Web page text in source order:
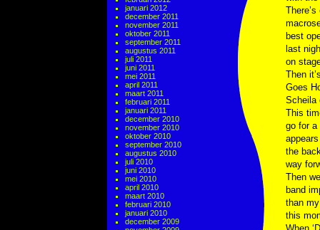
januari 2012
december 2011
november 2011
oktober 2011
september 2011
augustus 2011
juli 2011
juni 2011
mei 2011
april 2011
maart 2011
februari 2011
januari 2011
december 2010
november 2010
oktober 2010
september 2010
augustus 2010
juli 2010
juni 2010
mei 2010
april 2010
maart 2010
februari 2010
januari 2010
december 2009
best
last
on
Then
Goes
Scheila
This
go for a
the
way
Then
band
than
this